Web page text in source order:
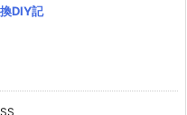
DIY記